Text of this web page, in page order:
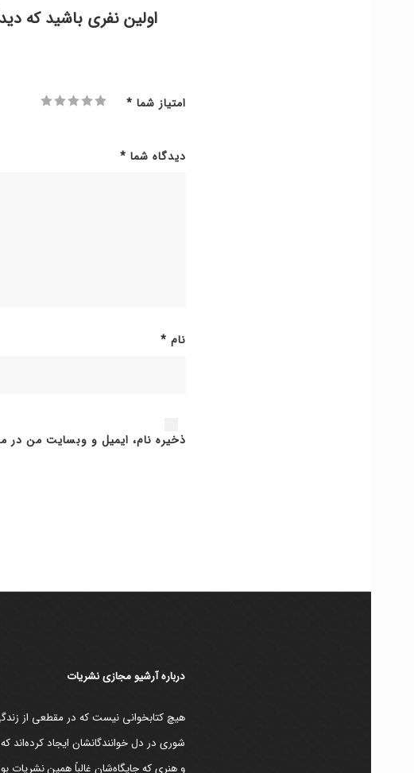
اولین نفری باشید که
امتیاز شما *
دیدگاه شما *
نام *
ذخیره نام، ایمیل و وبسایت من در
دربارۀ آرشیو مجازی نشریات
هیچ کتابخوانی نیست که در مقطعی از
شوری در دل خوانندگانشان ایجاد
و هنری که جایگاه‌شان غالباً همین نشریات